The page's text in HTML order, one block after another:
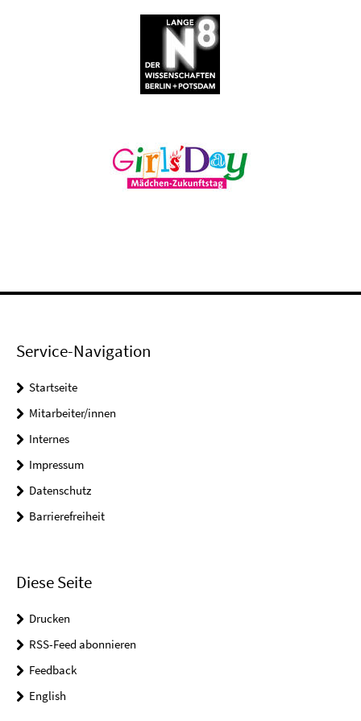
Service-Navigation
Startseite
Mitarbeiter/innen
Internes
Impressum
Datenschutz
Barrierefreiheit
Diese Seite
Drucken
RSS-Feed abonnieren
Feedback
English